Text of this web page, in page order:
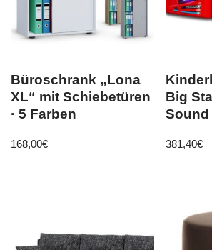
Büroschrank „Lona
XL“ mit Schiebetüren
· 5 Farben
168,00€
Big
Sound
381,40€